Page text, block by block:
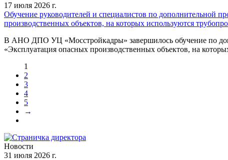
17 июля 2026 г.
Обучение руководителей и специалистов по дополнительной
производственных объектов, на которых используются
В АНО ДПО УЦ «Мосстройкадры» завершилось обучение по
«Эксплуатация опасных производственных объектов, на
1
2
3
4
5
→
Новости
31 июля 2026 г.